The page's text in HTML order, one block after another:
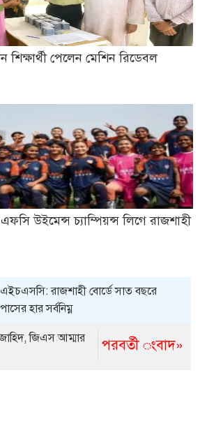
পেলেন মেশিন রিডেবল
উইমেন্স চ্যাম্পিয়ন্স লিগে রাজশাহী
এইচএসসি: রাজশাহী বোর্ডে সাত বছরে
পাসের হার সর্বনিম্ন
পরবর্তী ংবাদ»
জিএস আম্মার